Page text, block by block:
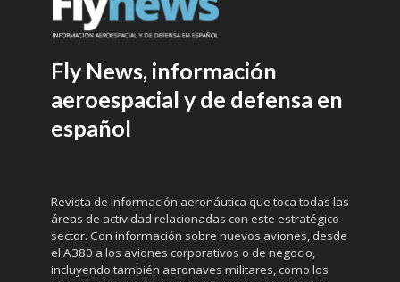
Fly News, información
aeroespacial y de defensa en
español
Revista de información aeronáutica que toca todas las
áreas de actividad relacionadas con este estratégico
sector. Con información sobre nuevos aviones, desde
el A380 a los aviones corporativos o de negocio,
incluyendo también aeronaves militares, como los